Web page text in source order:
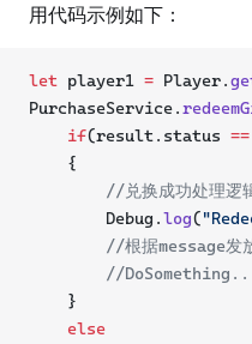
用代码示例如下：
let player1 = Player.
PurchaseService.
if(result.status ==
    {
//兑换成功处理逻
        Debug.
log(
//根据message发
//
    }
else